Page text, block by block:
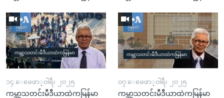
၁၄ ေဖေဖာ္၀ါရီ၊ ၂၀၂၅
ကမ္ဘာ့သတင်းမီဒီယာထဲကမြန်မာ
၀၇ ေဖေဖာ္၀ါရီ၊ ၂၀၂၅
ကမ္ဘာ့သတင်းမီဒီယာထဲကမြန်မာ